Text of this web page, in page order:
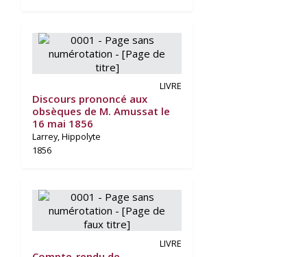
LIVRE
Discours prononcé aux
obsèques de M. Amussat le
16 mai 1856
Larrey, Hippolyte
1856
LIVRE